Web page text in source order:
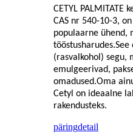
CETYL PALMITATE
CAS nr 540-10-3,
populaarne ühend,
(rasvalkohol) segu,
emulgeerivad,
omadused.Oma
Cetyl on ideaalne
rakendusteks.
päringdetail